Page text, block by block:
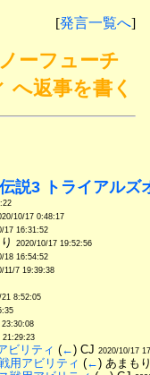
[発言一覧へ]
ーフューチ
へ返事を書く
説3 トライアルズ
10/17 0:48:17
17 16:31:52
2020/10/17 19:52:56
18 16:54:52
11/7 19:39:38
21 8:52:05
23:30:08
21:29:23
ビリティ (←) CJ 2020/10/17
用アビリティ (←) あまも